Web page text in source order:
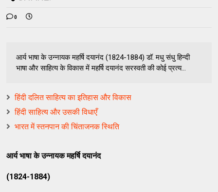
0
आर्य भाषा के उन्‍नायक महर्षि दयानंद (1824-1884) डॉ. मधु संधु हिन्‍दी
भाषा और साहित्‍य के विकास में महर्षि दयानंद सरस्‍वती की कोई प्रत्‍य...
हिंदी दलित साहित्य का इतिहास और विकास
हिंदी साहित्य और उसकी विधाएँ
भारत में स्तनपान की चिंताजनक स्थिति
आर्य भाषा के उन्‍नायक महर्षि दयानंद
(1824-1884)